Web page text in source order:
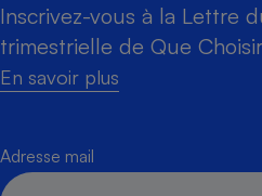
Inscrivez-vous à la Lettre
trimestrielle de Que
En savoir plus
Adresse mail